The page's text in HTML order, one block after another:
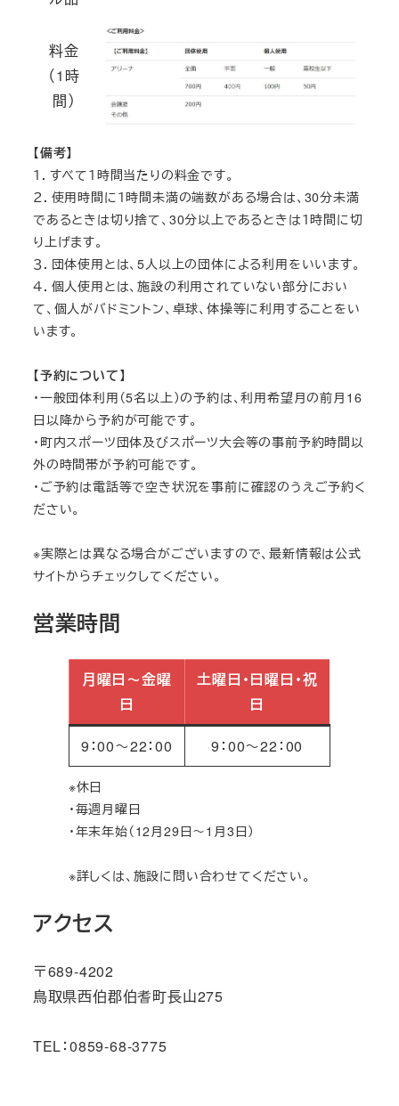
料金
（1時
間）
【備考】
１．すべて１時間当たりの料金です。
２．使用時間に１時間未満の端数がある場合は、30分未満
であるときは切り捨て、30分以上であるときは１時間に切
り上げます。
３．団体使用とは、5人以上の団体による利用をいいます。
４．個人使用とは、施設の利用されていない部分におい
て、個人がバドミントン、卓球、体操等に利用することをい
います。
【予約について】
・一般団体利用（5名以上）の予約は、利用希望月の前月16
日以降から予約が可能です。
・町内スポーツ団体及びスポーツ大会等の事前予約時間以
外の時間帯が予約可能です。
・ご予約は電話等で空き状況を事前に確認のうえご予約く
ださい。
※実際とは異なる場合がございますので、最新情報は公式
サイトからチェックしてください。
営業時間
月曜日～金曜
日
土曜日・日曜日・祝
日
9：00～22：00 9：00～22：00
※休日
・毎週月曜日
・年末年始（12月29日～1月3日）
※詳しくは、施設に問い合わせてください。
アクセス
〒689-4202
鳥取県西伯郡伯耆町長山275
TEL：0859-68-3775